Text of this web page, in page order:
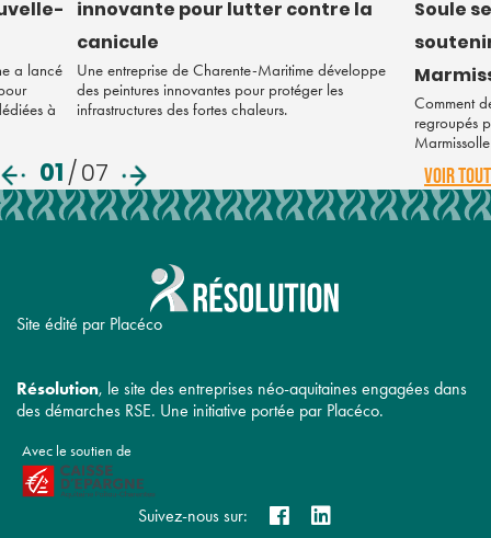
a lancé
à
innovante pour lutter contre la
canicule
Une entreprise de Charente-Maritime développe
des peintures innovantes pour protéger les
infrastructures des fortes chaleurs.
Soule
Comment
regroupés
Marmissolle
01/07 VOIR TOUT
Site édité par Placéco
Résolution, le site des entreprises néo-aquitaines engagées dans
des démarches RSE. Une initiative portée par Placéco.
Avec le soutien de
Suivez-nous sur: